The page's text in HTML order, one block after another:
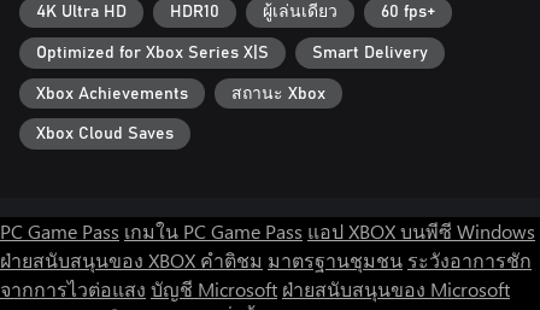
4K Ultra HD HDR10 ผู้เล่นเดียว 60 fps+
Optimized for Xbox Series X|S Smart Delivery
Xbox Achievements สถานะ Xbox
Xbox Cloud Saves
PC Game Pass เกมใน PC Game Pass แอป XBOX บนพีซี Windows
ฝ่ายสนับสนุนของ XBOX คำติชม มาตรฐานชุมชน ระวังอาการชัก
จากการไวต่อแสง บัญชี Microsoft ฝ่ายสนับสนุนของ Microsoft